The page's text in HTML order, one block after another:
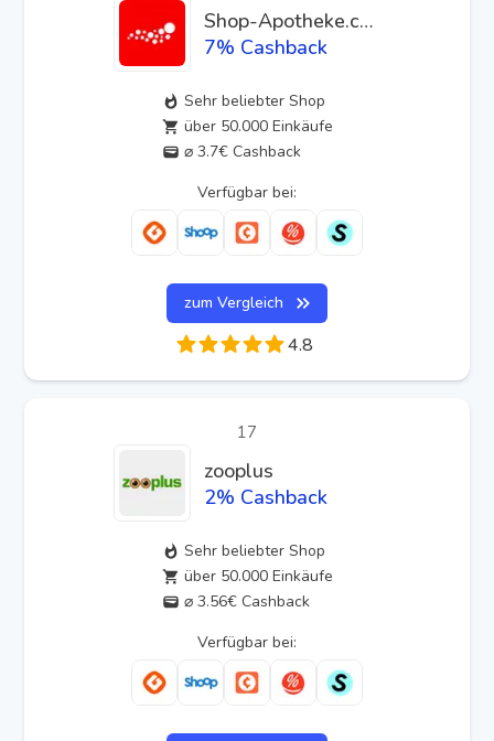
Shop-Apotheke.com
7% Cashback
Sehr beliebter Shop
über 50.000 Einkäufe
⌀ 3.7€ Cashback
Verfügbar bei:
zum Vergleich
4.8
17
zooplus
2% Cashback
Sehr beliebter Shop
über 50.000 Einkäufe
⌀ 3.56€ Cashback
Verfügbar bei: